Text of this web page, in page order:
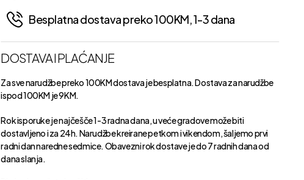
Besplatna dostava preko 100KM, 1-3 dana
DOSTAVA I PLAĆANJE
Za sve narudžbe preko 100KM dostava je besplatna. Dostava za narudžbe
ispod 100KM je 9KM.
Rok isporuke je najčešče 1-3 radna dana, u veće gradove može biti
dostavljeno i za 24h. Narudžbe kreirane petkom i vikendom, šaljemo prvi
radni dan naredne sedmice. Obavezni rok dostave je do 7 radnih dana od
dana slanja.